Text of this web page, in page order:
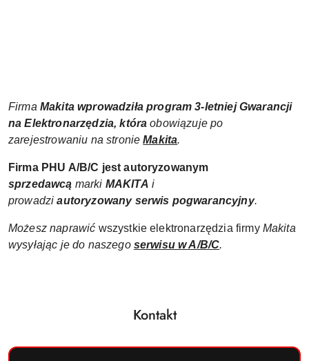
Firma Makita wprowadziła program3-letniej Gwarancji
na Elektronarzędzia, któraobowiązuje po
zarejestrowaniu na stronieMakita.
Firma PHU A/B/C jest autoryzowanym
sprzedawcą marki MAKITA i
prowadziautoryzowany serwis pogwarancyjny.
Możesz naprawić wszystkie elektronarzędzia firmyMakita
wysyłając je do naszego serwisu w A/B/C.
Kontakt